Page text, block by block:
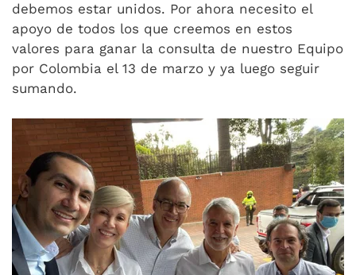
debemos estar unidos. Por ahora necesito el
apoyo de todos los que creemos en estos
valores para ganar la consulta de nuestro Equipo
por Colombia el 13 de marzo y ya luego seguir
sumando.